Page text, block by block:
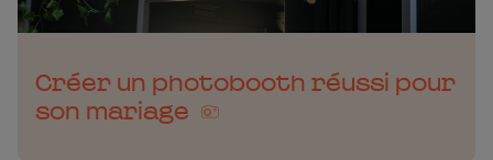
Créer un photobooth réussi pour
son mariage